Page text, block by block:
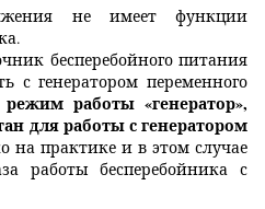
не имеет функции
бесперебойного питания
с генератором переменного
работы «генератор»,
для работы с генератором
на практике и в этом случае
работы бесперебойника с